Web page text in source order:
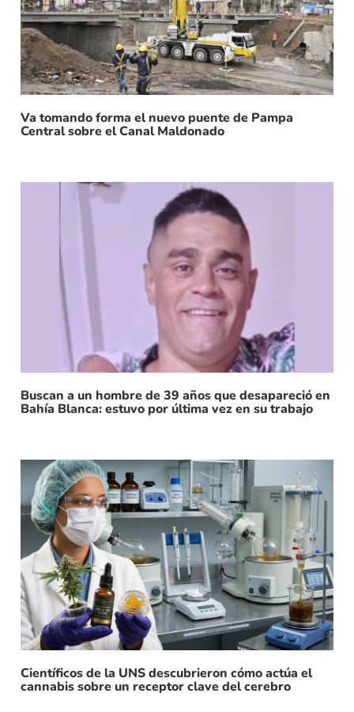
Va tomando forma el nuevo puente de Pampa
Central sobre el Canal Maldonado
Buscan a un hombre de 39 años que desapareció en
Bahía Blanca: estuvo por última vez en su trabajo
Científicos de la UNS descubrieron cómo actúa el
cannabis sobre un receptor clave del cerebro